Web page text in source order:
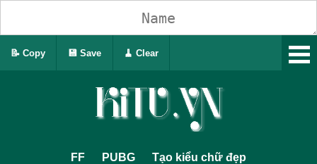
FF PUBG Tạo kiểu chữ đẹp
📝 Copy 💾 Save 🧹 Clear